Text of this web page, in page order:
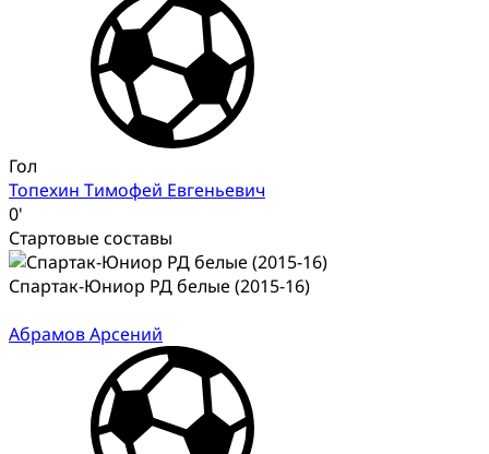
Гол
Топехин Тимофей Евгеньевич
0'
Стартовые составы
Спартак-Юниор РД белые (2015-16)
Абрамов Арсений